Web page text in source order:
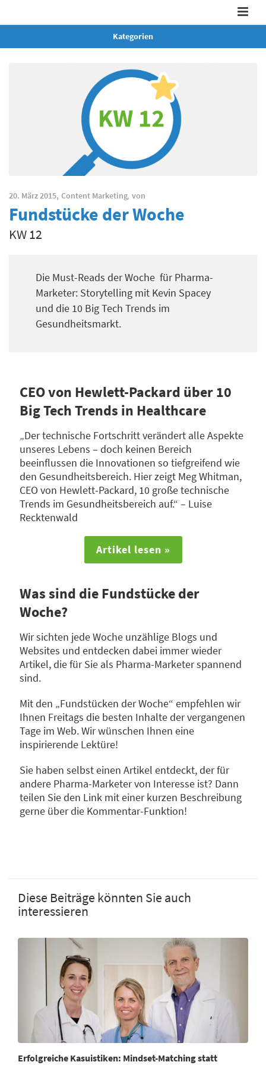
Kategorien
20. März 2015, Content Marketing, von
Fundstücke der Woche
KW 12
Die Must-Reads der Woche für Pharma-
Marketer: Storytelling mit Kevin Spacey
und die 10 Big Tech Trends im
Gesundheitsmarkt.
CEO von Hewlett-Packard über 10
Big Tech Trends in Healthcare
„Der technische Fortschritt verändert alle Aspekte
unseres Lebens – doch keinen Bereich
beeinflussen die Innovationen so tiefgreifend wie
den Gesundheitsbereich. Hier zeigt Meg Whitman,
CEO von Hewlett-Packard, 10 große technische
Trends im Gesundheitsbereich auf.“ – Luise
Recktenwald
Artikel lesen »
Was sind die Fundstücke der
Woche?
Wir sichten jede Woche unzählige Blogs und
Websites und entdecken dabei immer wieder
Artikel, die für Sie als Pharma-Marketer spannend
sind.
Mit den „Fundstücken der Woche“ empfehlen wir
Ihnen Freitags die besten Inhalte der vergangenen
Tage im Web. Wir wünschen Ihnen eine
inspirierende Lektüre!
Sie haben selbst einen Artikel entdeckt, der für
andere Pharma-Marketer von Interesse ist? Dann
teilen Sie den Link mit einer kurzen Beschreibung
gerne über die Kommentar-Funktion!
Diese Beiträge könnten Sie auch
interessieren
Erfolgreiche Kasuistiken: Mindset-Matching statt